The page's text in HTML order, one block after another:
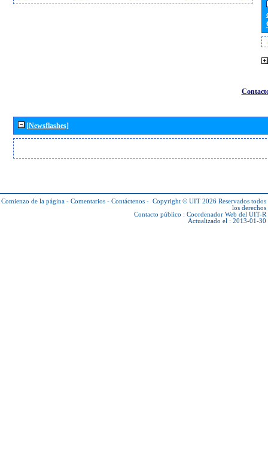
[Newsflashes]
Comienzo de la página - Comentarios - Contáctenos - Copyright © UIT 2026 Reservados todos
los derechos
Contacto público : Coordenador Web del UIT-R
Actualizado el : 2013-01-30